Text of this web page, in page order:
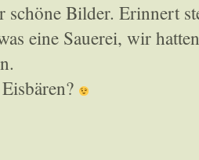
schöne Bilder. Erinnert
eine Sauerei, wir